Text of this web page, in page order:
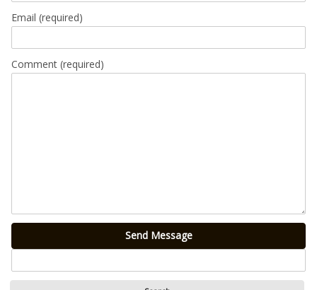
Email (required)
Comment (required)
Send Message